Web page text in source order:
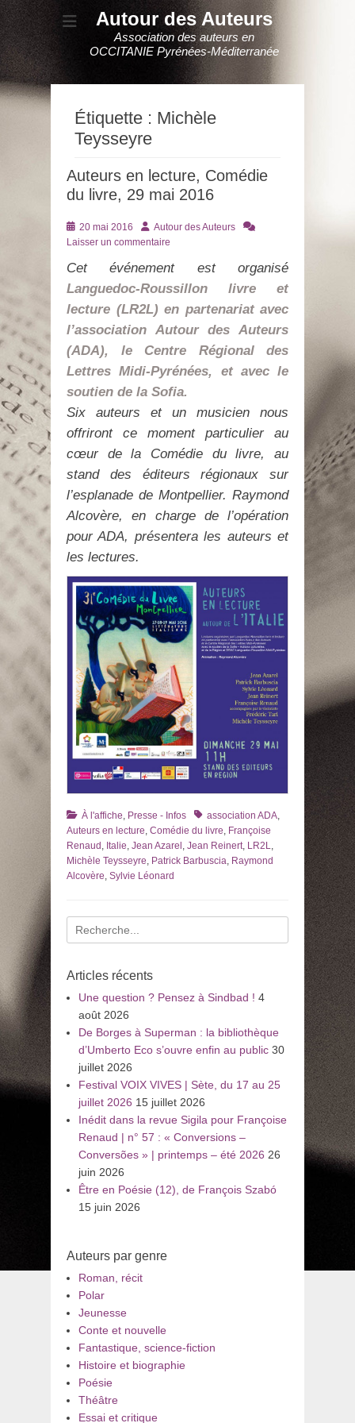
Autour des Auteurs
Association des auteurs en
OCCITANIE Pyrénées-Méditerranée
Étiquette : Michèle
Teysseyre
Auteurs en lecture, Comédie
du livre, 29 mai 2016
Posté
le
20 mai 2016 AuteurAutour des Auteurs
Laisser un commentaire
Cet événement est organisé
Languedoc-Roussillon livre et
lecture (LR2L) en partenariat avec
l’association Autour des Auteurs
(ADA), le Centre Régional des
Lettres Midi-Pyrénées, et avec le
soutien de la Sofia.
Six auteurs et un musicien nous
offriront ce moment particulier au
cœur de la Comédie du livre, au
stand des éditeurs régionaux sur
l’esplanade de Montpellier. Raymond
Alcovère, en charge de l’opération
pour ADA, présentera les auteurs et
les lectures.
Catégories
À l'affiche Presse - Infos Tagsassociation ADA
Auteurs en lecture Comédie du livre Françoise
Renaud Italie Jean Azarel Jean Reinert LR2L
Michèle Teysseyre Patrick Barbuscia Raymond
Alcovère Sylvie Léonard
Recherche
pour
Articles récents
Une question ? Pensez à Sindbad ! 4
août 2026
De Borges à Superman : la bibliothèque
d’Umberto Eco s’ouvre enfin au public 30
juillet 2026
Festival VOIX VIVES | Sète, du 17 au 25
juillet 2026 15 juillet 2026
Inédit dans la revue Sigila pour Françoise
Renaud | n° 57 : « Conversions –
Conversões » | printemps – été 2026 26
juin 2026
Être en Poésie (12), de François Szabó
15 juin 2026
Auteurs par genre
Roman, récit
Polar
Jeunesse
Conte et nouvelle
Fantastique, science-fiction
Histoire et biographie
Poésie
Théâtre
Essai et critique